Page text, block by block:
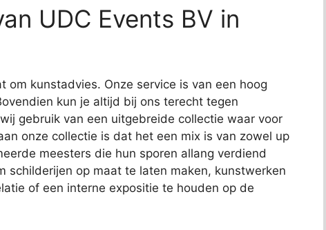
UDC Events BV in
om kunstadvies. Onze service is van een hoog
kun je altijd bij ons terecht tegen
gebruik van een uitgebreide collectie waar voor
onze collectie is dat het een mix is van zowel up
meesters die hun sporen allang verdiend
schilderijen op maat te laten maken, kunstwerken
of een interne expositie te houden op de